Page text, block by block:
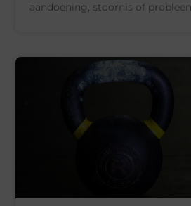
aandoening, stoornis of